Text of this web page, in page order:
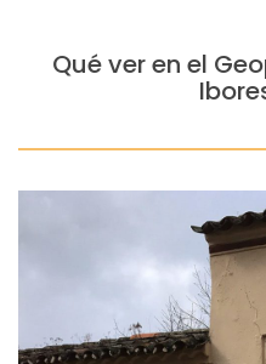
Qué ver en el